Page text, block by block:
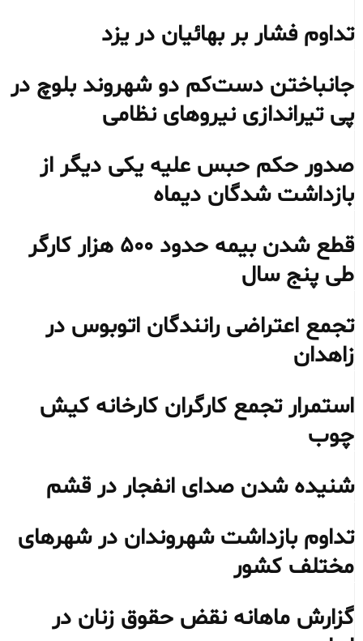
تداوم فشار بر بهائیان در یزد
جانباختن دست‌کم دو شهروند بلوچ در
پی تیراندازی نیروهای نظامی
صدور حکم حبس علیه یکی دیگر از
بازداشت شدگان دیماه
قطع شدن بیمه حدود ۵۰۰ هزار کارگر
طی پنج سال
تجمع اعتراضی رانندگان اتوبوس در
زاهدان
استمرار تجمع کارگران کارخانه کیش
چوب
شنیده شدن صدای انفجار در قشم
تداوم بازداشت شهروندان در شهرهای
مختلف کشور
گزارش ماهانه نقض حقوق زنان در